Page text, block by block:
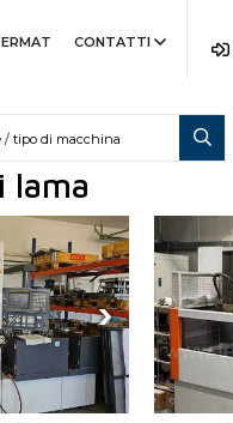
CONTATTI
lama
›